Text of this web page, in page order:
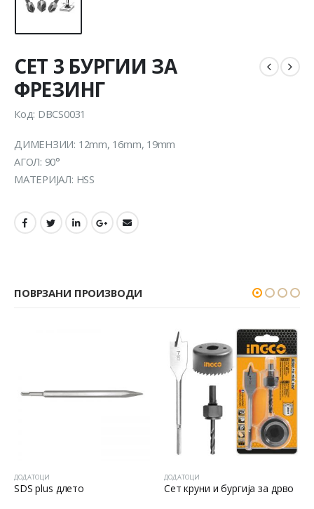
СЕТ 3 БУРГИИ ЗА
ФРЕЗИНГ
Код: DBCS0031
ДИМЕНЗИИ: 12mm, 16mm, 19mm
АГОЛ: 90°
МАТЕРИЈАЛ: HSS
ПОВРЗАНИ ПРОИЗВОДИ
ДОДАТОЦИ
SDS plus длето
ДОДАТОЦИ
Сет круни и бургија за дрво